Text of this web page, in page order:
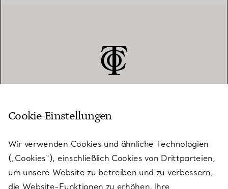
KUNDENSERVICE
SERVICES
Cookie-Einstellungen
Wir verwenden Cookies und ähnliche Technologien
(„Cookies“), einschließlich Cookies von Drittparteien,
um unsere Website zu betreiben und zu verbessern,
die Website-Funktionen zu erhöhen, Ihre